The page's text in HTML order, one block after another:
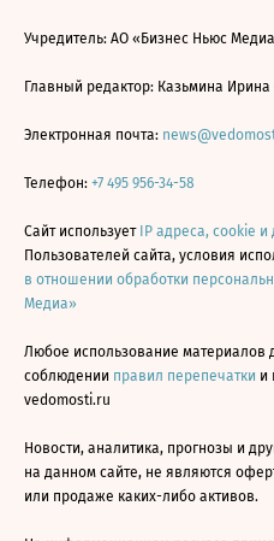
Учредитель: АО «Бизнес Ньюс
Главный редактор: Казьмина Ирина
Электронная почта:
Телефон: +7 495 956-34-58
Сайт использует IP адреса, cookie
Пользователей сайта, условия
в отношении обработки
Медиа»
Любое использование материалов
соблюдении правил перепечатки и
vedomosti.ru
Новости, аналитика, прогнозы и
на данном сайте, не являются
или продаже каких-либо активов.